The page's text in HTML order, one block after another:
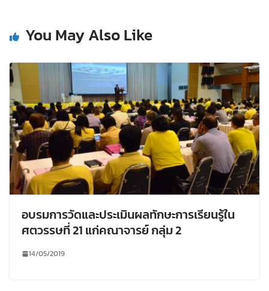
You May Also Like
อบรมการวัดและประเมินผลทักษะการเรียนรู้ใน
ศตวรรษที่ 21 แก่คณาจารย์ กลุ่ม 2
14/05/2019